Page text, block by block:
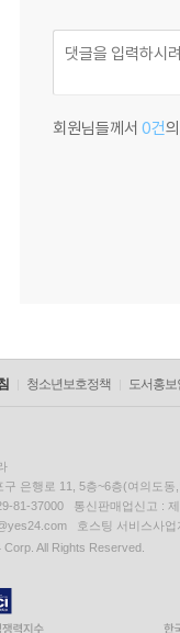
회원님들께서 0건
청소년보호정책 도서홍보
구 은행로 11, 5층~6층(여의도동
81-37000 통신판매업신고 :
호스팅 서비스사업
All Rights Reserved.